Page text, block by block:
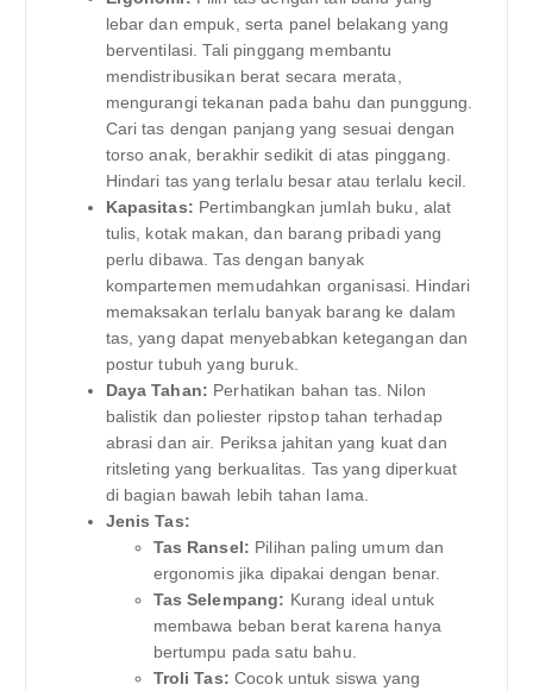
lebar dan empuk, serta panel belakang yang
berventilasi. Tali pinggang membantu
mendistribusikan berat secara merata,
mengurangi tekanan pada bahu dan punggung.
Cari tas dengan panjang yang sesuai dengan
torso anak, berakhir sedikit di atas pinggang.
Hindari tas yang terlalu besar atau terlalu kecil.
Kapasitas: Pertimbangkan jumlah buku, alat
tulis, kotak makan, dan barang pribadi yang
perlu dibawa. Tas dengan banyak
kompartemen memudahkan organisasi. Hindari
memaksakan terlalu banyak barang ke dalam
tas, yang dapat menyebabkan ketegangan dan
postur tubuh yang buruk.
Daya Tahan: Perhatikan bahan tas. Nilon
balistik dan poliester ripstop tahan terhadap
abrasi dan air. Periksa jahitan yang kuat dan
ritsleting yang berkualitas. Tas yang diperkuat
di bagian bawah lebih tahan lama.
Jenis Tas:
Tas Ransel: Pilihan paling umum dan
ergonomis jika dipakai dengan benar.
Tas Selempang: Kurang ideal untuk
membawa beban berat karena hanya
bertumpu pada satu bahu.
Troli Tas: Cocok untuk siswa yang